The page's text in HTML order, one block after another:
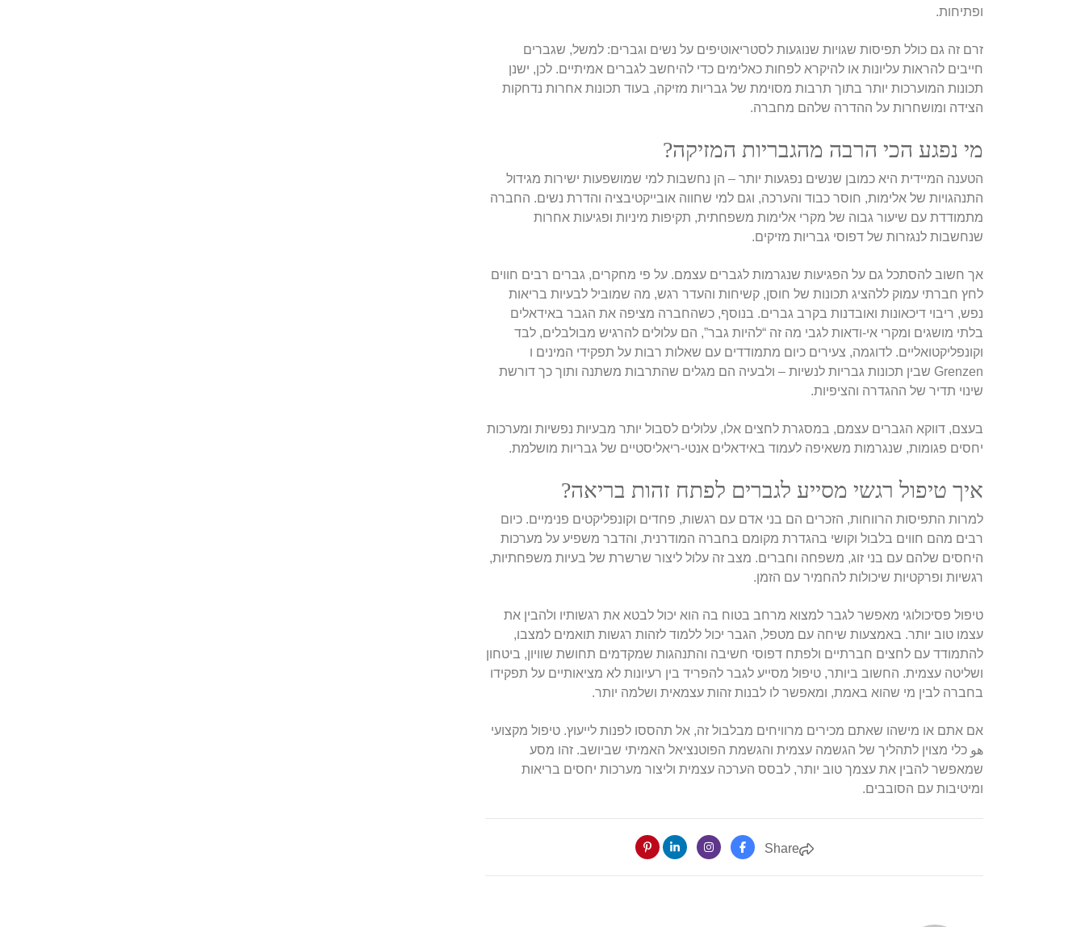
ופתיחות.
זרם זה גם כולל תפיסות שגויות שנוגעות לסטריאוטיפים על נשים וגברים: למשל, שגברים
חייבים להראות עליונות או להיקרא לפחות כאלימים כדי להיחשב לגברים אמיתיים. לכן, ישנן
תכונות המוערכות יותר בתוך תרבות מסוימת של גבריות מזיקה, בעוד תכונות אחרות נדחקות
הצידה ומושחרות על ההדרה שלהם מחברה.
מי נפגע הכי הרבה מהגבריות המזיקה?
הטענה המיידית היא כמובן שנשים נפגעות יותר – הן נחשבות למי שמושפעות ישירות מגידול
התנהגויות של אלימות, חוסר כבוד והערכה, וגם למי שחווה אובייקטיבציה והדרת נשים. החברה
מתמודדת עם שיעור גבוה של מקרי אלימות משפחתית, תקיפות מיניות ופגיעות אחרות
שנחשבות לנגזרות של דפוסי גבריות מזיקים.
אך חשוב להסתכל גם על הפגיעות שנגרמות לגברים עצמם. על פי מחקרים, גברים רבים חווים
לחץ חברתי עמוק ללהציג תכונות של חוסן, קשיחות והעדר רגש, מה שמוביל לבעיות בריאות
נפש, ריבוי דיכאונות ואובדנות בקרב גברים. בנוסף, כשהחברה מציפה את הגבר באידאלים
בלתי מושגים ומקרי אי-ודאות לגבי מה זה “להיות גבר”, הם עלולים להרגיש מבולבלים, לבד
וקונפליקטואליים. לדוגמה, צעירים כיום מתמודדים עם שאלות רבות על תפקידי המינים ו
Grenzen שבין תכונות גבריות לנשיות – ולבעיה הם מגלים שהתרבות משתנה ותוך כך דורשת
שינוי תדיר של ההגדרה והציפיות.
בעצם, דווקא הגברים עצמם, במסגרת לחצים אלו, עלולים לסבול יותר מבעיות נפשיות ומערכות
יחסים פגומות, שנגרמות משאיפה לעמוד באידאלים אנטי-ריאליסטיים של גבריות מושלמת.
איך טיפול רגשי מסייע לגברים לפתח זהות בריאה?
למרות התפיסות הרווחות, הזכרים הם בני אדם עם רגשות, פחדים וקונפליקטים פנימיים. כיום
רבים מהם חווים בלבול וקושי בהגדרת מקומם בחברה המודרנית, והדבר משפיע על מערכות
היחסים שלהם עם בני זוג, משפחה וחברים. מצב זה עלול ליצור שרשרת של בעיות משפחתיות,
רגשיות ופרקטיות שיכולות להחמיר עם הזמן.
טיפול פסיכולוגי מאפשר לגבר למצוא מרחב בטוח בה הוא יכול לבטא את רגשותיו ולהבין את
עצמו טוב יותר. באמצעות שיחה עם מטפל, הגבר יכול ללמוד לזהות רגשות תואמים למצבו,
להתמודד עם לחצים חברתיים ולפתח דפוסי חשיבה והתנהגות שמקדמים תחושת שוויון, ביטחון
ושליטה עצמית. החשוב ביותר, טיפול מסייע לגבר להפריד בין רעיונות לא מציאותיים על תפקידו
בחברה לבין מי שהוא באמת, ומאפשר לו לבנות זהות עצמאית ושלמה יותר.
אם אתם או מישהו שאתם מכירים מרוויחים מבלבול זה, אל תהססו לפנות לייעוץ. טיפול מקצועי
هو כלי מצוין לתהליך של הגשמה עצמית והגשמת הפוטנציאל האמיתי שביושב. זהו מסע
שמאפשר להבין את עצמך טוב יותר, לבסס הערכה עצמית וליצור מערכות יחסים בריאות
ומיטיבות עם הסובבים.
Share